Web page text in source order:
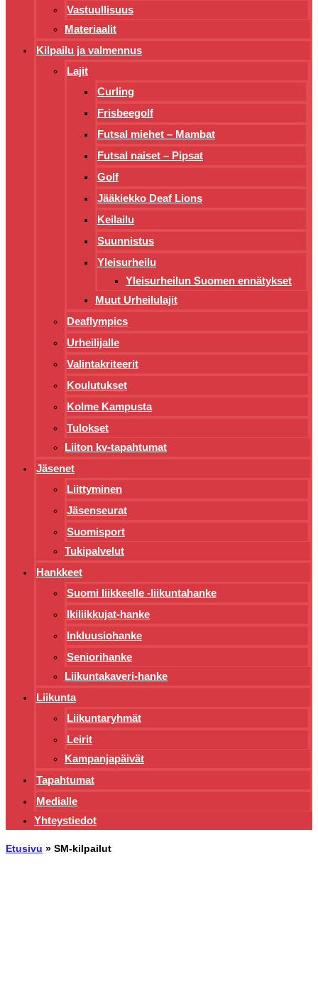
Vastuullisuus
Materiaalit
Kilpailu ja valmennus
Lajit
Curling
Frisbeegolf
Futsal miehet – Mambat
Futsal naiset – Pipsat
Golf
Jääkiekko Deaf Lions
Keilailu
Suunnistus
Yleisurheilu
Yleisurheilun Suomen ennätykset
Muut Urheilulajit
Deaflympics
Urheilijalle
Valintakriteerit
Koulutukset
Kolme Kampusta
Tulokset
Liiton kv-tapahtumat
Jäsenet
Liittyminen
Jäsenseurat
Suomisport
Tukipalvelut
Hankkeet
Suomi liikkeelle -liikuntahanke
Ikiliikkujat-hanke
Inkluusiohanke
Seniorihanke
Liikuntakaveri-hanke
Liikunta
Liikuntaryhmät
Leirit
Kampanjapäivät
Tapahtumat
Medialle
Yhteystiedot
Etusivu » SM-kilpailut